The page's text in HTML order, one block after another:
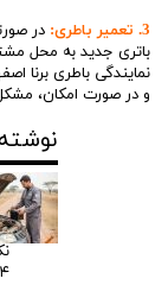
3. تعمیر باطری:
در
باتری جدید به محل
نمایندگی باطری برنا
و در صورت امکان،
تیم فنی و مهندسی
دانش خود، به صورت
مراقبت و نگهداری از
با توجه به اینکه
نگهداری و تعویض به
۲۴